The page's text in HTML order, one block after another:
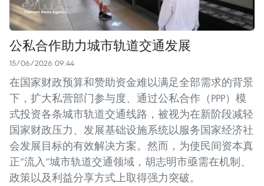
公私合作助力城市轨道交通发展
15/06/2026 09:44
在国家财政预算和赞助资金难以满足全部需求的背景
下，扩大私营部门参与度、通过公私合作（PPP）模
式投资各条城市轨道交通线路，被视为在新阶段减轻
国家财政压力、发展基础设施系统以服务国家经济社
会发展目标的有效解决方案。然而，为使民间资本真
正“流入”城市轨道交通领域，胡志明市亟需在机制、
政策以及利益分享方式上取得强力突破。